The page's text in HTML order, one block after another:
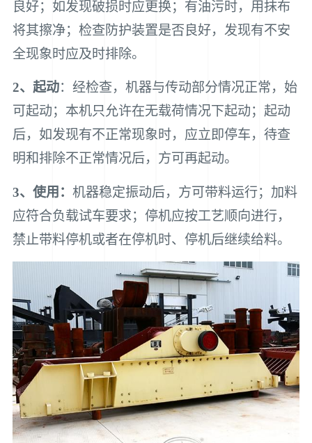
良好；如发现破损时应更换；有油污时，用抹布
将其擦净；检查防护装置是否良好，发现有不安
全现象时应及时排除。
2、起动：经检查，机器与传动部分情况正常，始
可起动；本机只允许在无载荷情况下起动；起动
后，如发现有不正常现象时，应立即停车，待查
明和排除不正常情况后，方可再起动。
3、使用： 机器稳定振动后，方可带料运行；加料
应符合负载试车要求；停机应按工艺顺向进行，
禁止带料停机或者在停机时、停机后继续给料。